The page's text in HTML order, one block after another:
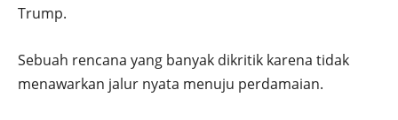
Trump.
Sebuah rencana yang banyak dikritik karena tidak
menawarkan jalur nyata menuju perdamaian.